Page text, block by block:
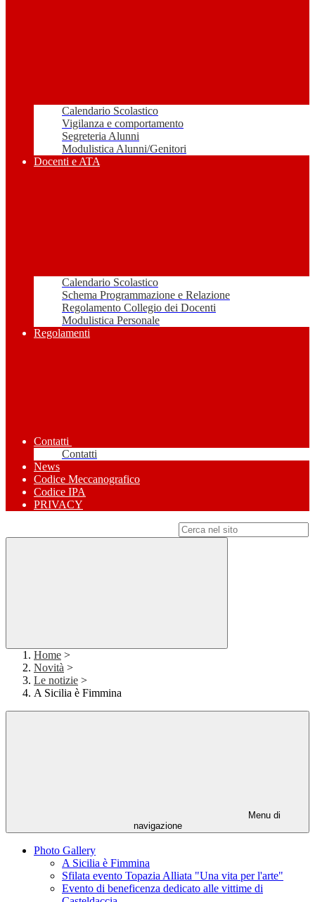
Calendario Scolastico
Vigilanza e comportamento
Segreteria Alunni
Modulistica Alunni/Genitori
Docenti e ATA
Calendario Scolastico
Schema Programmazione e Relazione
Regolamento Collegio dei Docenti
Modulistica Personale
Regolamenti
Contatti
Contatti
News
Codice Meccanografico
Codice IPA
PRIVACY
Home >
Novità >
Le notizie >
A Sicilia è Fimmina
Menu di
navigazione
Photo Gallery
A Sicilia è Fimmina
Sfilata evento Topazia Alliata "Una vita per l'arte"
Evento di beneficenza dedicato alle vittime di